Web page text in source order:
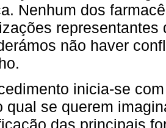
Nenhum dos
não haver
inicia-se
qual se querem
das principais